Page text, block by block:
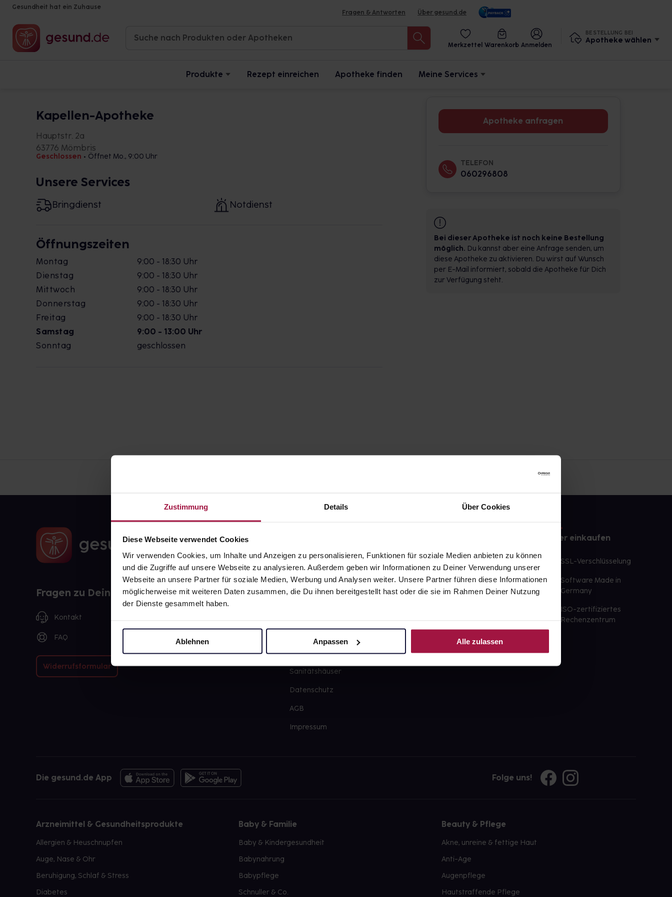
Zustimmung Details Über Cookies
Diese Webseite verwendet Cookies
Wir verwenden Cookies, um Inhalte und Anzeigen zu personalisieren, Funktionen für soziale Medien anbieten zu können
und die Zugriffe auf unsere Webseite zu analysieren. Außerdem geben wir Informationen zu Deiner Verwendung unserer
Webseite an unsere Partner für soziale Medien, Werbung und Analysen weiter. Unsere Partner führen diese Informationen
möglicherweise mit weiteren Daten zusammen, die Du ihnen bereitgestellt hast oder die sie im Rahmen Deiner Nutzung
der Dienste gesammelt haben.
Ablehnen Anpassen Alle zulassen
Gesundheit hat ein Zuhause
Fragen & Antworten Über gesund.de
Merkzettel Warenkorb Anmelden
BESTELLUNG BEI
Apotheke wählen
Produkte Rezept einreichen Apotheke finden Meine Services
Kapellen-Apotheke
Hauptstr. 2a
63776 Mömbris
Geschlossen • Öffnet Mo., 9:00 Uhr
Unsere Services
Bringdienst Notdienst
Öffnungszeiten
Montag
9:00 - 18:30 Uhr
Dienstag
9:00 - 18:30 Uhr
Mittwoch
9:00 - 18:30 Uhr
Donnerstag
9:00 - 18:30 Uhr
Freitag
9:00 - 18:30 Uhr
Samstag
9:00 - 13:00 Uhr
Sonntag
geschlossen
Apotheke anfragen
TELEFON
060296808
Bei dieser Apotheke ist noch keine Bestellung
möglich. Du kannst aber eine Anfrage senden, um
diese Apotheke zu aktivieren. Du wirst auf Wunsch
per E-Mail informiert, sobald die Apotheke für Dich
zur Verfügung steht.
Fragen zu Deiner Bestellung?
Kontakt
FAQ
Widerrufsformular
Über uns
Karriere
gesund-versorger.de
Sanitätshäuser
Datenschutz
AGB
Impressum
Ausgewählte Wunschprodukte
sofort abholbereit
Lieferung für sofort verfügbare
Große Auswahl an Apotheken
Sicher einkaufen
SSL-Verschlüsselung
Software Made in
Germany
ISO-zertifiziertes
Rechenzentrum
Die gesund.de App Folge uns!
Arzneimittel & Gesundheitsprodukte
Allergien & Heuschnupfen
Auge, Nase & Ohr
Beruhigung, Schlaf & Stress
Diabetes
Baby & Familie
Baby & Kindergesundheit
Babynahrung
Babypflege
Schnuller & Co.
Beauty & Pflege
Akne, unreine & fettige Haut
Anti-Age
Augenpflege
Hautstraffende Pflege